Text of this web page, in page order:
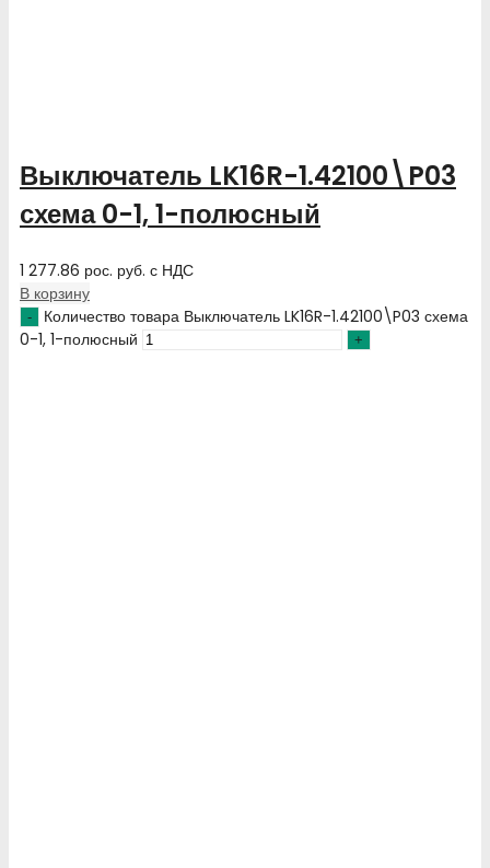
Выключатель LK16R-1.42100\P03
схема 0-1, 1-полюсный
1 277.86 рос. руб. с НДС
В корзину
Количество товара Выключатель LK16R-1.42100\P03 схема
0-1, 1-полюсный